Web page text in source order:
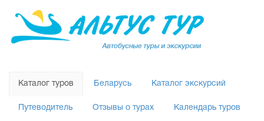
Каталог туров Беларусь Каталог экскурсий
Путеводитель Отзывы о турах Календарь туров